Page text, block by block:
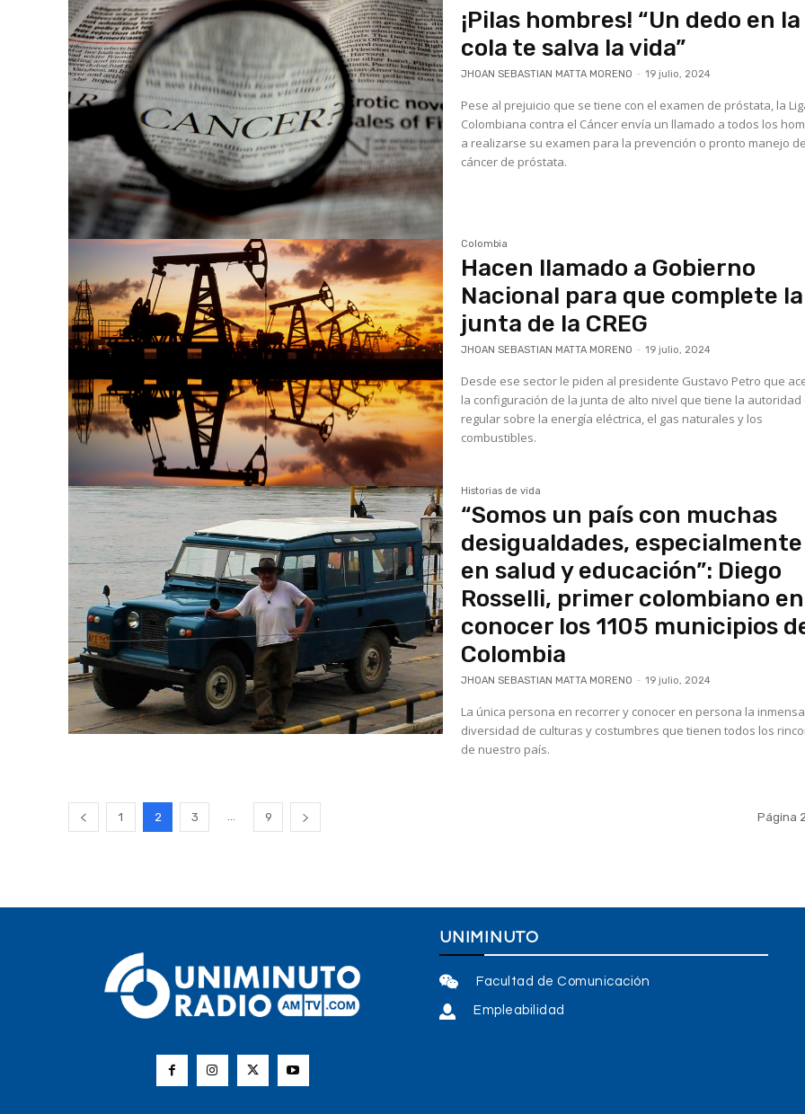
¡Pilas hombres! “Un dedo en la
cola te salva la vida”
JHOAN SEBASTIAN MATTA MORENO - 19 julio, 2024
Pese al prejuicio que se tiene con el examen de próstata, la
Colombiana contra el Cáncer envía un llamado a todos los
a realizarse su examen para la prevención o pronto manejo
cáncer de próstata.
Colombia
Hacen llamado a Gobierno
Nacional para que complete la
junta de la CREG
JHOAN SEBASTIAN MATTA MORENO - 19 julio, 2024
Desde ese sector le piden al presidente Gustavo Petro que
la configuración de la junta de alto nivel que tiene la autoridad
regular sobre la energía eléctrica, el gas naturales y los
combustibles.
Historias de vida
“Somos un país con muchas
desigualdades, especialmente
en salud y educación”: Diego
Rosselli, primer colombiano en
conocer los 1105 municipios
Colombia
JHOAN SEBASTIAN MATTA MORENO - 19 julio, 2024
La única persona en recorrer y conocer en persona la inmensa
diversidad de culturas y costumbres que tienen todos los
de nuestro país.
1 2 3 ... 9 Página
UNIMINUTO
Facultad de Comunicación
Empleabilidad